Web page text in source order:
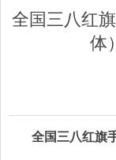
全国三八红
体
全国三八红旗